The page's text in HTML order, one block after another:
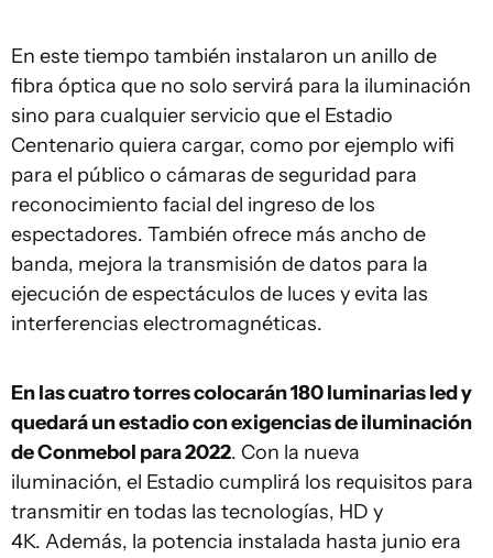
En este tiempo también instalaron un anillo de
fibra óptica que no solo servirá para la iluminación
sino para cualquier servicio que el Estadio
Centenario quiera cargar, como por ejemplo wifi
para el público o cámaras de seguridad para
reconocimiento facial del ingreso de los
espectadores. También ofrece más ancho de
banda, mejora la transmisión de datos para la
ejecución de espectáculos de luces y evita las
interferencias electromagnéticas.
En las cuatro torres colocarán 180 luminarias led y
quedará un estadio con exigencias de iluminación
de Conmebol para 2022. Con la nueva
iluminación, el Estadio cumplirá los requisitos para
transmitir en todas las tecnologías, HD y
4K. Además, la potencia instalada hasta junio era